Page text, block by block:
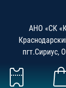
АНО «СК
пгт.Сириус,